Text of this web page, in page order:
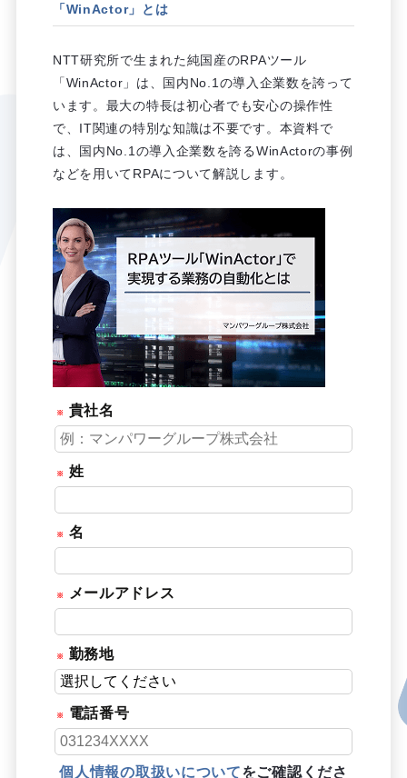
「WinActor」とは
NTT研究所で生まれた純国産のRPAツール
「WinActor」は、国内No.1の導入企業数を誇って
います。最大の特長は初心者でも安心の操作性
で、IT関連の特別な知識は不要です。本資料で
は、国内No.1の導入企業数を誇るWinActorの事例
などを用いてRPAについて解説します。
貴社名
姓
名
メールアドレス
勤務地
電話番号
個人情報の取扱いについてをご確認くださ